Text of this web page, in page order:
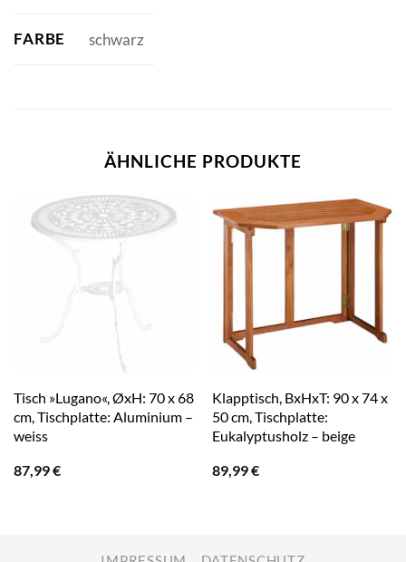
FARBE schwarz
ÄHNLICHE PRODUKTE
Tisch »Lugano«, ØxH: 70 x 68
cm, Tischplatte: Aluminium –
weiss
87,99€
Klapptisch, BxHxT: 90 x 74 x
50 cm, Tischplatte:
Eukalyptusholz – beige
89,99€